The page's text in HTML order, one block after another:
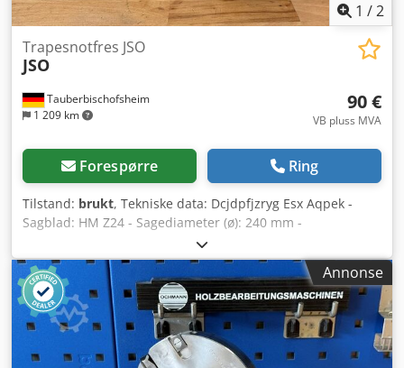
1 /2
Tauberbischofsheim
1 209 km
Trapesnotfres JSO
JSO
90 €
VB pluss MVA
Forespørre Ring
Tilstand: brukt, Tekniske data: Dcjdpfjzryg Esx Aqpek -
Sagblad: HM Z24 - Sagediameter (ø): 240 mm -
Boringsdiameter: 30 mm - Lengde: 15/20 mm - Materiale:
Stål - Hastighet: maks. 6000 o/min - Merking: BG-form
Annonse